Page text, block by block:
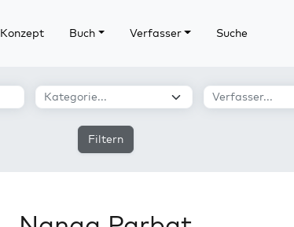
Konzept Buch Verfasser Suche
Filtern